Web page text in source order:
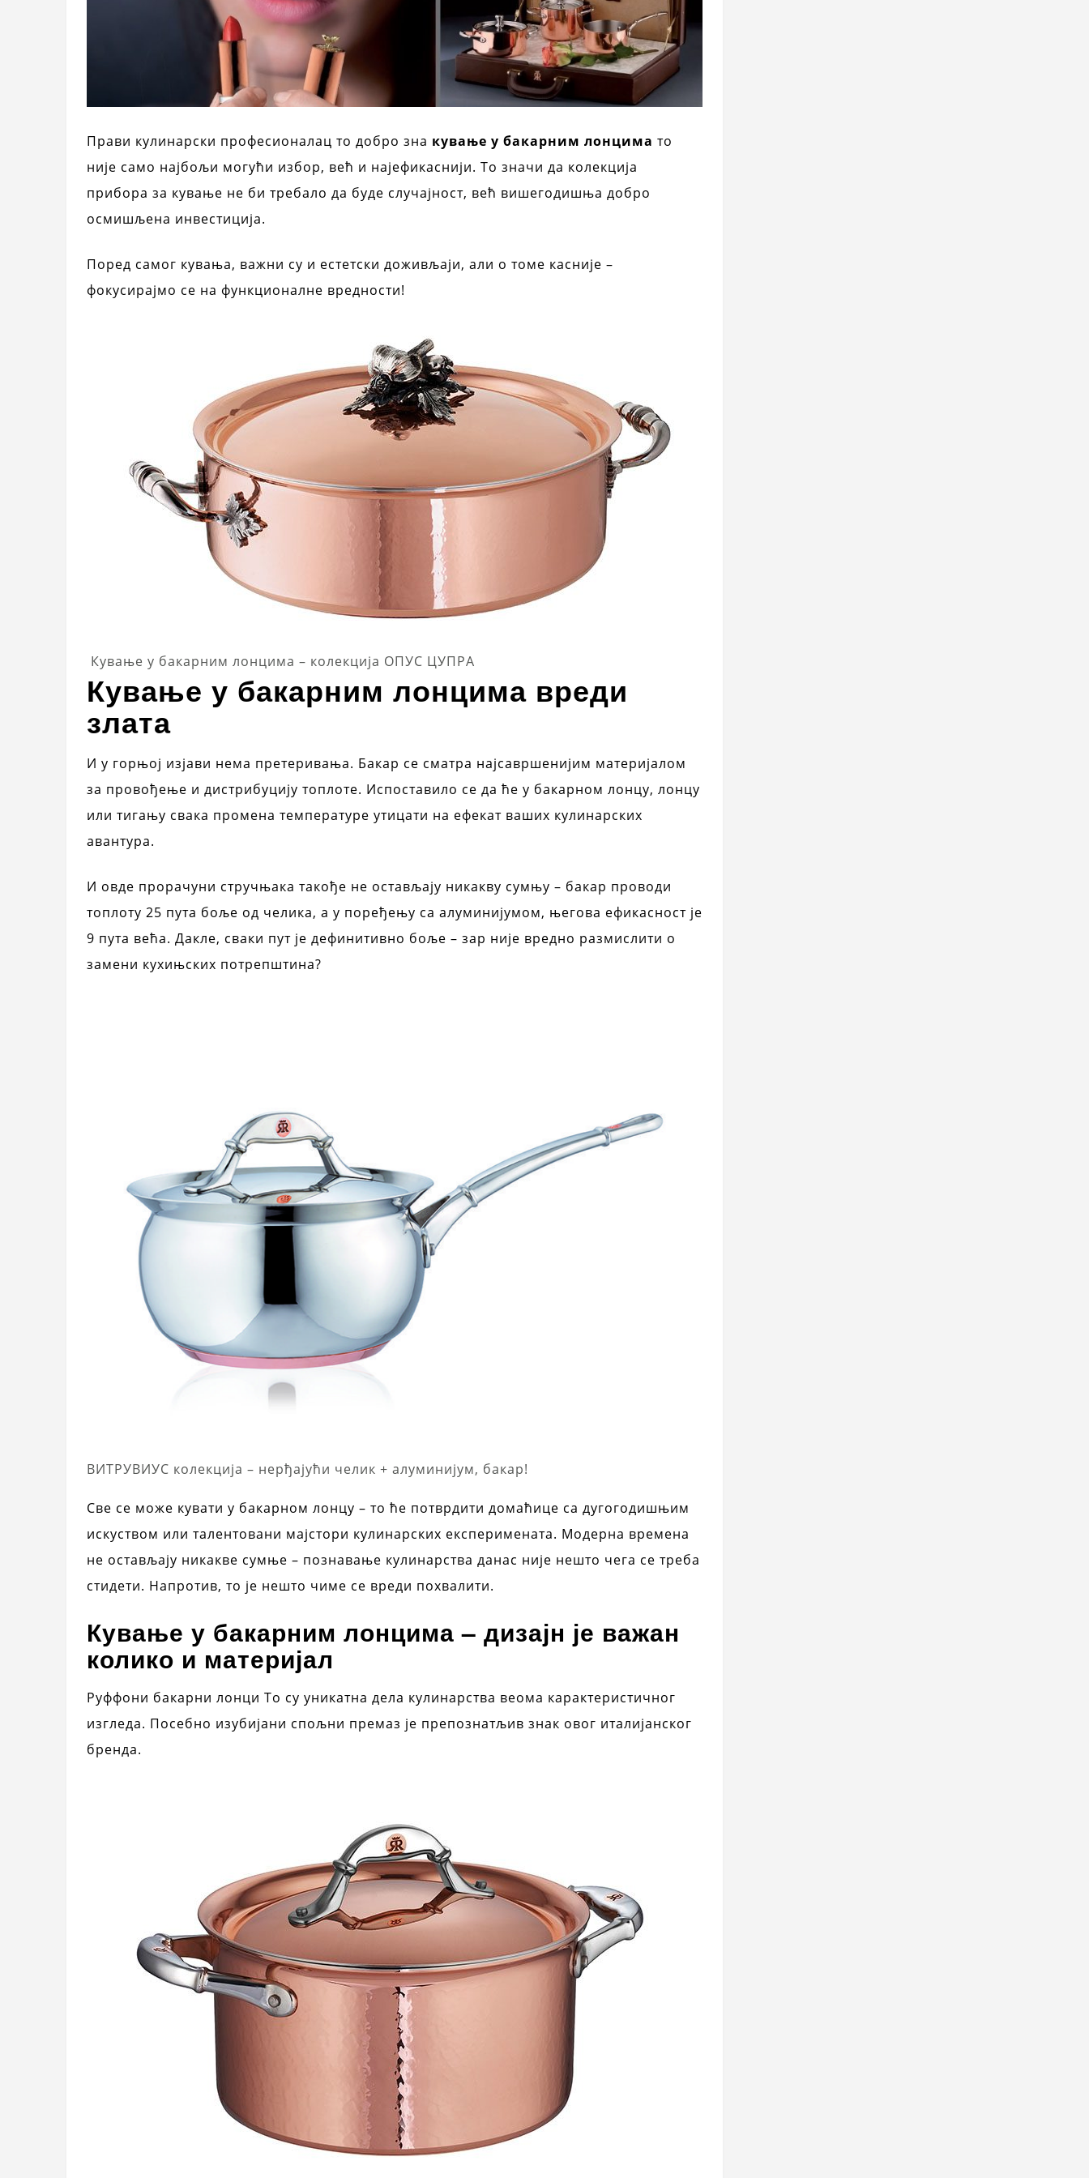
Прави кулинарски професионалац то добро зна кување у бакарним лонцима то
није само најбољи могући избор, већ и најефикаснији. То значи да колекција
прибора за кување не би требало да буде случајност, већ вишегодишња добро
осмишљена инвестиција.
Поред самог кувања, важни су и естетски доживљаји, али о томе касније –
фокусирајмо се на функционалне вредности!
Кување у бакарним лонцима – колекција ОПУС ЦУПРА
Кување у бакарним лонцима вреди
злата
И у горњој изјави нема претеривања. Бакар се сматра најсавршенијим материјалом
за провођење и дистрибуцију топлоте. Испоставило се да ће у бакарном лонцу, лонцу
или тигању свака промена температуре утицати на ефекат ваших кулинарских
авантура.
И овде прорачуни стручњака такође не остављају никакву сумњу – бакар проводи
топлоту 25 пута боље од челика, а у поређењу са алуминијумом, његова ефикасност је
9 пута већа. Дакле, сваки пут је дефинитивно боље – зар није вредно размислити о
замени кухињских потрепштина?
ВИТРУВИУС колекција – нерђајући челик + алуминијум, бакар!
Све се може кувати у бакарном лонцу – то ће потврдити домаћице са дугогодишњим
искуством или талентовани мајстори кулинарских експеримената. Модерна времена
не остављају никакве сумње – познавање кулинарства данас није нешто чега се треба
стидети. Напротив, то је нешто чиме се вреди похвалити.
Кување у бакарним лонцима – дизајн је важан
колико и материјал
Руффони бакарни лонци То су уникатна дела кулинарства веома карактеристичног
изгледа. Посебно изубијани спољни премаз је препознатљив знак овог италијанског
бренда.